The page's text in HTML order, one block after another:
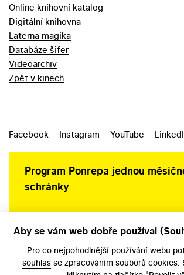
Online knihovní katalog
Digitální knihovna
Laterna magika
Databáze šifer
Videoarchiv
Zpět v kinech
Facebook Instagram YouTube
Program Ponrepa jednou
schránky
Aby se vám web dobře používal
Pro co nejpohodlnější používání webu
souhlas se zpracováním souborů cookies.